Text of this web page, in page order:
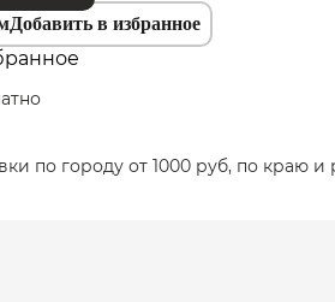
Добавить в избранное
по городу от 1000 руб, по краю